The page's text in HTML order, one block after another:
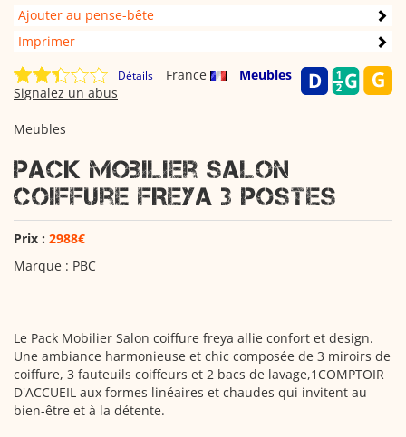
Ajouter au pense-bête
Imprimer
Détails France
Meubles
Signalez un abus
Meubles
Pack Mobilier Salon
coiffure FREYA 3 POSTES
Prix : 2988€
Marque : PBC
Le Pack Mobilier Salon coiffure freya allie confort et design.
Une ambiance harmonieuse et chic composée de 3 miroirs de
coiffure, 3 fauteuils coiffeurs et 2 bacs de lavage,1COMPTOIR
D'ACCUEIL aux formes linéaires et chaudes qui invitent au
bien-être et à la détente.